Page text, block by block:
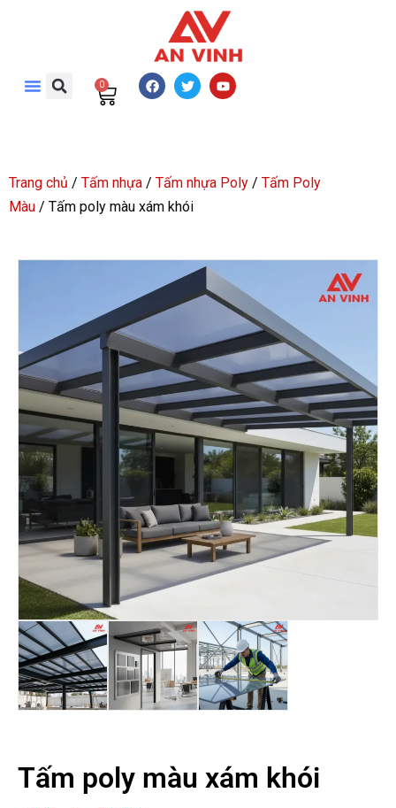
0
Trang chủ / Tấm nhựa / Tấm nhựa Poly / Tấm Poly
Màu / Tấm poly màu xám khói
Tấm poly màu xám khói